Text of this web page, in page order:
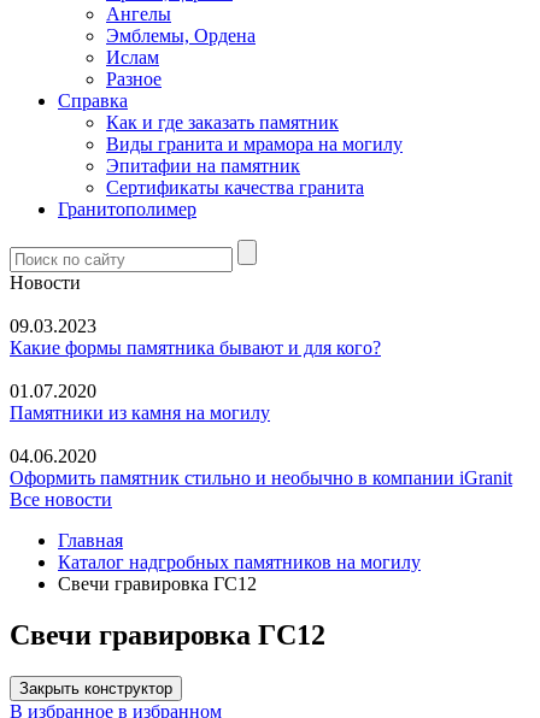
Ангелы
Эмблемы, Ордена
Ислам
Разное
Справка
Как и где заказать памятник
Виды гранита и мрамора на могилу
Эпитафии на памятник
Сертификаты качества гранита
Гранитополимер
Новости
09.03.2023
Какие формы памятника бывают и для кого?
01.07.2020
Памятники из камня на могилу
04.06.2020
Оформить памятник стильно и необычно в компании iGranit
Все новости
Главная
Каталог надгробных памятников на могилу
Свечи гравировка ГС12
Свечи гравировка ГС12
Закрыть конструктор
В избранное в избранном